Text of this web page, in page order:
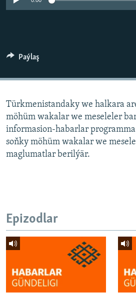
Paýlaş
Türkmenistandaky we halkara
möhüm wakalar we meseleler
informasion-habarlar
soňky möhüm wakalar we
maglumatlar berilýär.
Epizodlar